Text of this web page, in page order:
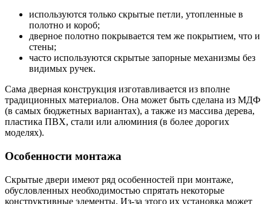
используются только скрытые петли, утопленные в
полотно и короб;
дверное полотно покрывается тем же покрытием, что и
стены;
часто используются скрытые запорные механизмы без
видимых ручек.
Сама дверная конструкция изготавливается из вполне
традиционных материалов. Она может быть сделана из МДФ
(в самых бюджетных вариантах), а также из массива дерева,
пластика ПВХ, стали или алюминия (в более дорогих
моделях).
Особенности монтажа
Скрытые двери имеют ряд особенностей при монтаже,
обусловленных необходимостью спрятать некоторые
конструктивные элементы. Из-за этого их установка может